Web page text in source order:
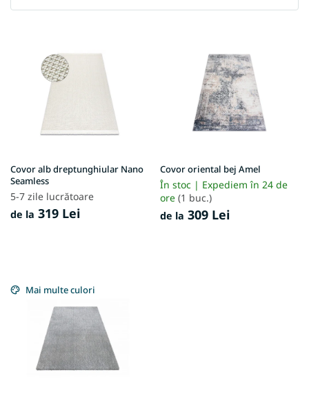
u
s
e
Covor alb dreptunghiular Nano
Seamless
5-7 zile lucrătoare
de la 319 Lei
Covor oriental bej Amel
În stoc | Expediem în 24 de
ore (1 buc.)
de la 309 Lei
Mai multe culori